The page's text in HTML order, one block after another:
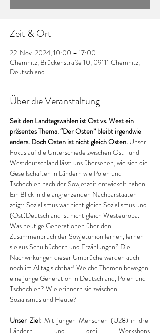
Zeit & Ort
22. Nov. 2024, 10:00 – 17:00
Chemnitz, Brückenstraße 10, 09111 Chemnitz,
Deutschland
Über die Veranstaltung
Seit den Landtagswahlen ist Ost vs. West ein
präsentes Thema. “Der Osten” bleibt irgendwie
anders. Doch Osten ist nicht gleich Osten. Unser
Fokus auf die Unterschiede zwischen Ost- und
Westdeutschland lässt uns übersehen, wie sich die
Gesellschaften in Ländern wie Polen und
Tschechien nach der Sowjetzeit entwickelt haben.
Ein Blick in die angrenzenden Nachbarstaaten
zeigt: Sozialismus war nicht gleich Sozialismus und
(Ost)Deutschland ist nicht gleich Westeuropa.
Was heutige Generationen über den
Zusammenbruch der Sowjetunion lernen, lernen
sie aus Schulbüchern und Erzählungen? Die
Nachwirkungen dieser Umbrüche werden auch
noch im Alltag sichtbar! Welche Themen bewegen
eine junge Generation in Deutschland, Polen und
Tschechien? Wie erinnern sie zwischen
Sozialismus und Heute?
Unser Ziel: Mit jungen Menschen (U28) in drei
Ländern und drei Workshops